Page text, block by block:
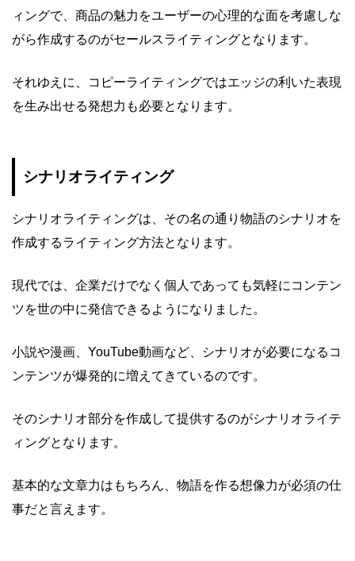
ィングで、商品の魅力をユーザーの心理的な面を考慮しな
がら作成するのがセールスライティングとなります。
それゆえに、コピーライティングではエッジの利いた表現
を生み出せる発想力も必要となります。
シナリオライティング
シナリオライティングは、その名の通り物語のシナリオを
作成するライティング方法となります。
現代では、企業だけでなく個人であっても気軽にコンテン
ツを世の中に発信できるようになりました。
小説や漫画、YouTube動画など、シナリオが必要になるコ
ンテンツが爆発的に増えてきているのです。
そのシナリオ部分を作成して提供するのがシナリオライテ
ィングとなります。
基本的な文章力はもちろん、物語を作る想像力が必須の仕
事だと言えます。